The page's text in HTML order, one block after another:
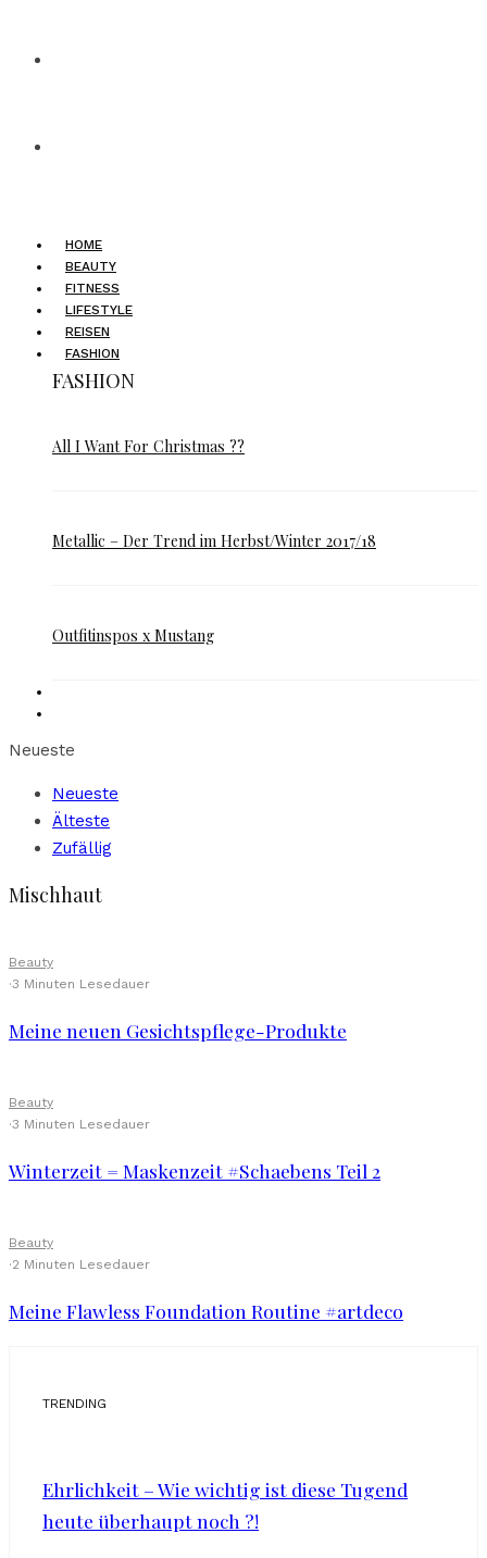
HOME
BEAUTY
FITNESS
LIFESTYLE
REISEN
FASHION
FASHION
All I Want For Christmas ??
Metallic – Der Trend im Herbst/Winter 2017/18
Outfitinspos x Mustang
Neueste
Neueste
Älteste
Zufällig
Mischhaut
Beauty
·3 Minuten Lesedauer
Meine neuen Gesichtspflege-Produkte
Beauty
·3 Minuten Lesedauer
Winterzeit = Maskenzeit #Schaebens Teil 2
Beauty
·2 Minuten Lesedauer
Meine Flawless Foundation Routine #artdeco
TRENDING
Ehrlichkeit – Wie wichtig ist diese Tugend
heute überhaupt noch ?!